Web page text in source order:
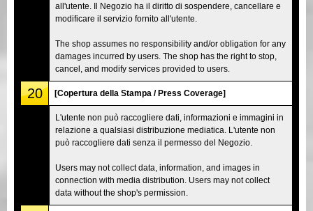
all'utente. Il Negozio ha il diritto di sospendere, cancellare e
modificare il servizio fornito all'utente.
The shop assumes no responsibility and/or obligation for any
damages incurred by users. The shop has the right to stop,
cancel, and modify services provided to users.
20 [Copertura della Stampa / Press Coverage]
L'utente non può raccogliere dati, informazioni e immagini in
relazione a qualsiasi distribuzione mediatica. L'utente non
può raccogliere dati senza il permesso del Negozio.
Users may not collect data, information, and images in
connection with media distribution. Users may not collect
data without the shop's permission.